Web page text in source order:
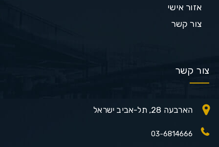
אזור אישי
צור קשר
צור קשר
הארבעה 28, תל-אביב ישראל
03-6814666